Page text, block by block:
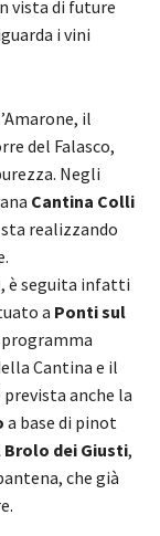
vista di future
i vini
il
del Falasco,
Negli
Cantina Colli
realizzando
è seguita infatti
a Ponti sul
Cantina e il
anche la
a base di pinot
dei Giusti,
che già